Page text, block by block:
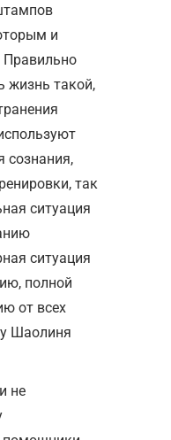
и
Правильно
жизнь такой,
сознания,
так
ситуация
ситуация
полной
от всех
Шаолиня
не